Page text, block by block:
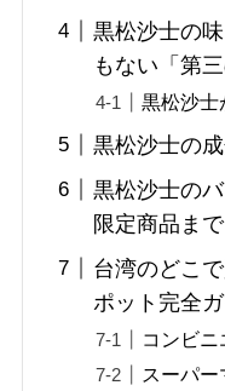
黒松沙士の
もない「第
黒松沙士
黒松沙士の
黒松沙士の
限定商品まで
台湾のどこ
ポット完全
コンビニ
スーパー